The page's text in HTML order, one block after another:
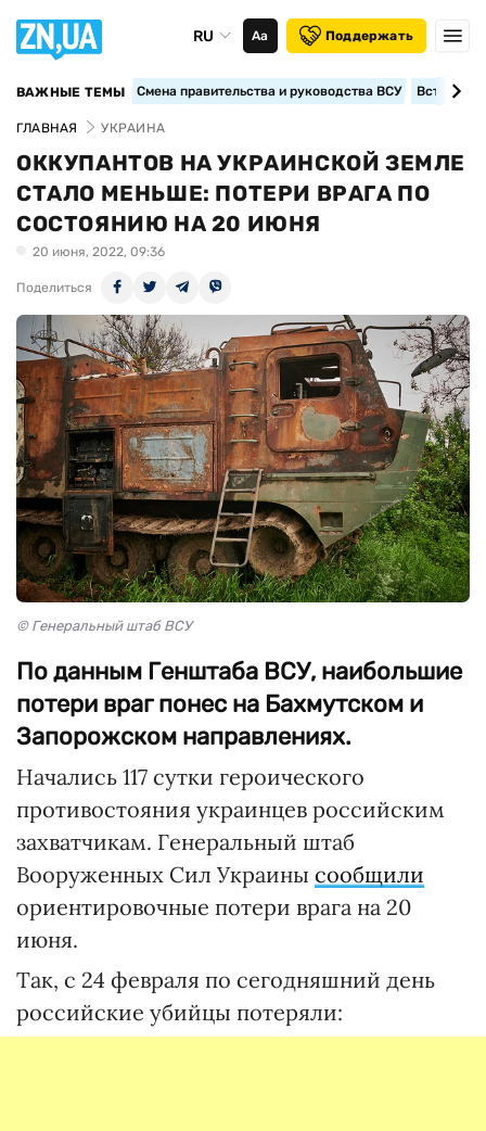
RU Аа Поддержать
ВАЖНЫЕ ТЕМЫ Смена правительства и руководства ВСУ
ГЛАВНАЯ УКРАИНА
ОККУПАНТОВ НА УКРАИНСКОЙ ЗЕМЛЕ
СТАЛО МЕНЬШЕ: ПОТЕРИ ВРАГА ПО
СОСТОЯНИЮ НА 20 ИЮНЯ
20 июня, 2022, 09:36
Поделиться
© Генеральный штаб ВСУ
По данным Генштаба ВСУ, наибольшие
потери враг понес на Бахмутском и
Запорожском направлениях.
Начались 117 сутки героического
противостояния украинцев российским
захватчикам. Генеральный штаб
Вооруженных Сил Украины сообщили
ориентировочные потери врага на 20
июня.
Так, с 24 февраля по сегодняшний день
российские убийцы потеряли: